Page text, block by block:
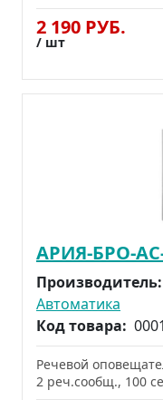
2 190 РУБ.
/ шт
АРИЯ-БРО-
Производитель:
Автоматика
Код товара:
Речевой
2 реч.сообщ., 100